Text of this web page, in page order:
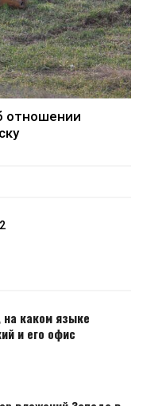
отношении
на каком языке
и его офис